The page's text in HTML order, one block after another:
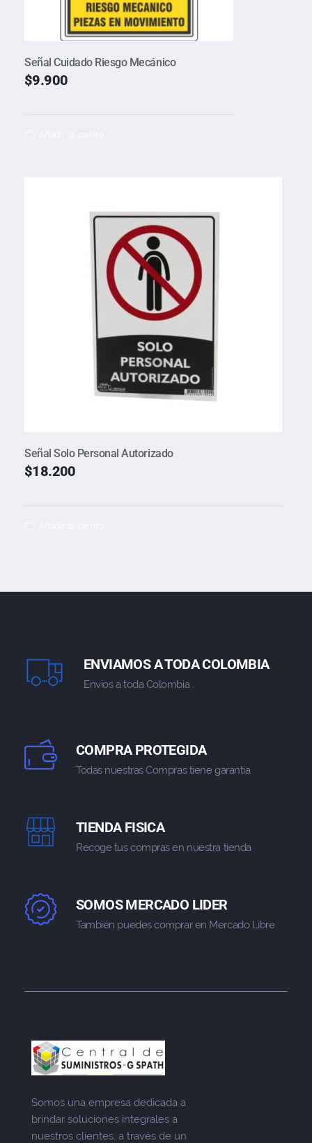
Señal Cuidado Riesgo Mecánico
$9.900
Señal Solo Personal Autorizado
$18.200
ENVIAMOS A TODA COLOMBIA
Envios a toda Colombia .
COMPRA PROTEGIDA
Todas nuestras Compras tiene garantia
TIENDA FISICA
Recoge tus compras en nuestra tienda
SOMOS MERCADO LIDER
También puedes comprar en Mercado Libre
Somos una empresa dedicada a
brindar soluciones integrales a
nuestros clientes, a través de un